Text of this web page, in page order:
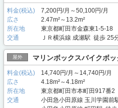
料金(税込)
7,200円/月～50,100円/月
広さ
2.47m²～13.2m²
所在地
東京都町田市金森東1-5-18
交通
ＪＲ横浜線 成瀬駅 徒歩 25
屋外 マリンボックスバイクボ
料金(税込)
14,740円/月～14,740円/月
広さ
4.18m²～4.18m²
所在地
東京都町田市本町田917番2
交通
小田急小田原線 玉川学園前